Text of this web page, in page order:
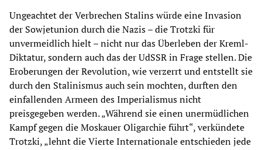
Ungeachtet der Verbrechen Stalins würde eine Invasion
der Sowjetunion durch die Nazis – die Trotzki für
unvermeidlich hielt – nicht nur das Überleben der Kreml-
Diktatur, sondern auch das der UdSSR in Frage stellen. Die
Eroberungen der Revolution, wie verzerrt und entstellt sie
durch den Stalinismus auch sein mochten, durften den
einfallenden Armeen des Imperialismus nicht
preisgegeben werden. „Während sie einen unermüdlichen
Kampf gegen die Moskauer Oligarchie führt“, verkündete
Trotzki, „lehnt die Vierte Internationale entschieden jede